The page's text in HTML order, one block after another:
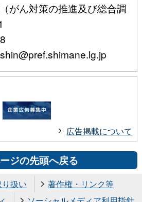
がん対策の推進及び総合調
広告掲載について
ジの先頭へ戻る
扱い
著作権・リンク等